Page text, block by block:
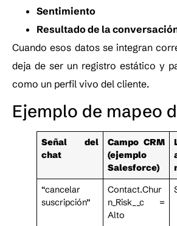
Sentimiento
Resultado de la
Cuando esos datos se integran
deja de ser un registro estático y
como un perfil vivo del cliente.
Ejemplo de mapeo
Señal del
chat
Campo CRM
(ejemplo
Salesforce)
“cancelar
suscripción”
Contact.Chur
n_Risk__c =
Alto